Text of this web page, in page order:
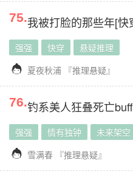
75.我被打脸的那些年[快
强强 快穿 悬疑推理
 夏夜秋浦 『推理悬疑』
76.钓系美人狂叠死亡buff
强强 情有独钟 未来架空
 雪满春 『推理悬疑』